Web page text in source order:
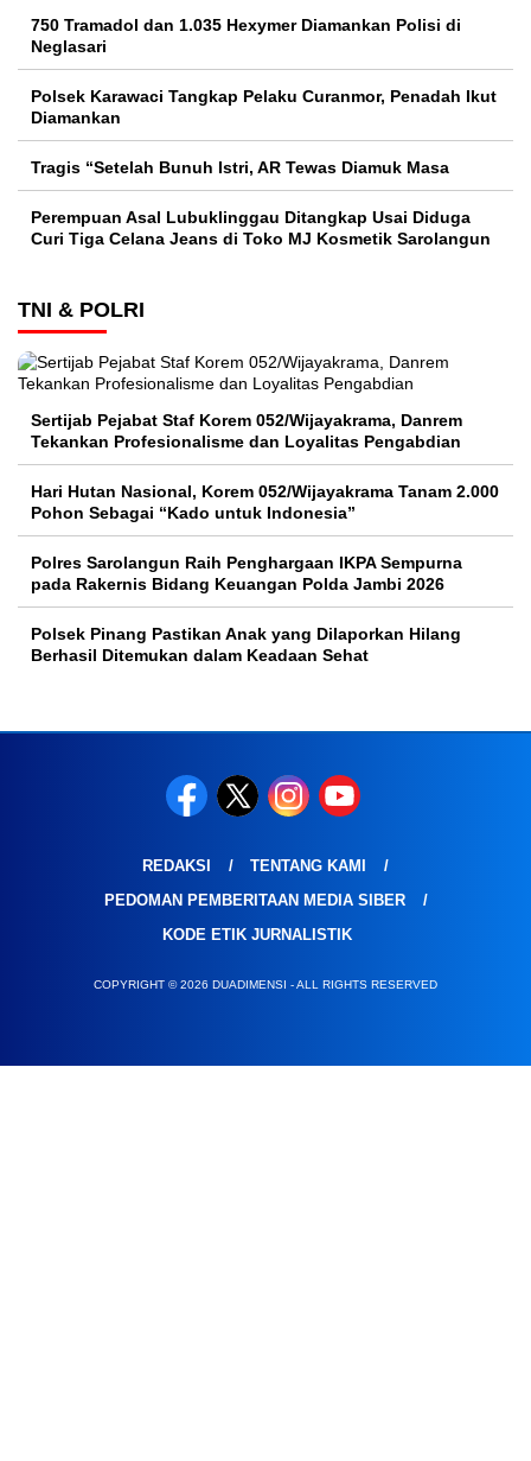
750 Tramadol dan 1.035 Hexymer Diamankan Polisi di
Neglasari
Polsek Karawaci Tangkap Pelaku Curanmor, Penadah Ikut
Diamankan
Tragis “Setelah Bunuh Istri, AR Tewas Diamuk Masa
Perempuan Asal Lubuklinggau Ditangkap Usai Diduga
Curi Tiga Celana Jeans di Toko MJ Kosmetik Sarolangun
TNI & POLRI
Sertijab Pejabat Staf Korem 052/Wijayakrama, Danrem
Tekankan Profesionalisme dan Loyalitas Pengabdian
Hari Hutan Nasional, Korem 052/Wijayakrama Tanam 2.000
Pohon Sebagai “Kado untuk Indonesia”
Polres Sarolangun Raih Penghargaan IKPA Sempurna
pada Rakernis Bidang Keuangan Polda Jambi 2026
Polsek Pinang Pastikan Anak yang Dilaporkan Hilang
Berhasil Ditemukan dalam Keadaan Sehat
REDAKSI
TENTANG KAMI
PEDOMAN PEMBERITAAN MEDIA SIBER
KODE ETIK JURNALISTIK
COPYRIGHT © 2026 DUADIMENSI - ALL RIGHTS RESERVED